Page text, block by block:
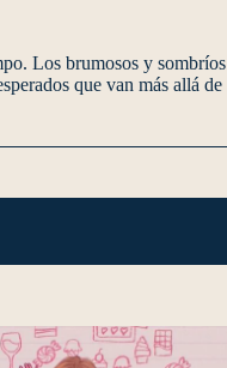
Los brumosos y sombríos
que van más allá de